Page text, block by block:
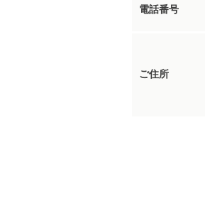
電話番号
ご住所